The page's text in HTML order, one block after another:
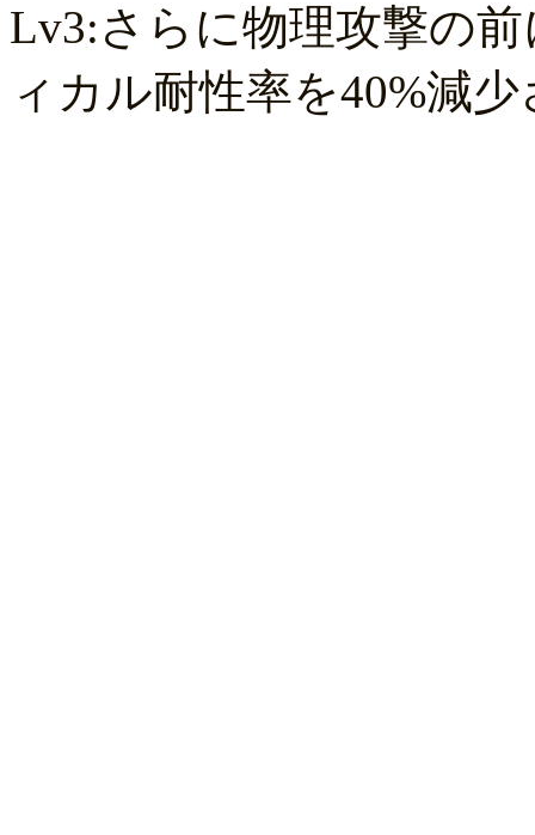
Lv3:さらに物理攻撃の
ィカル耐性率を40%減